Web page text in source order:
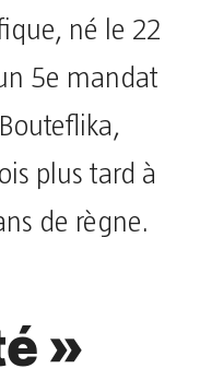
né le 22
5e mandat
plus tard à
de règne.
»